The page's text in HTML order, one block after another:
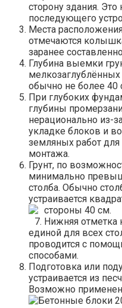
сторону здания.
последующего
Места
отмечаются
заранее
Глубина выемки
обычно не более 40
При глубоких
глубины
нерационально из-
укладке блоков и
земляных работ для
монтажа.
Грунт, по
минимально
столба. Обычно
устраивается
стороны 40 см.
Нижняя
единой для всех
проводится с
способами.
Подготовка или
устраивается из
Возможно